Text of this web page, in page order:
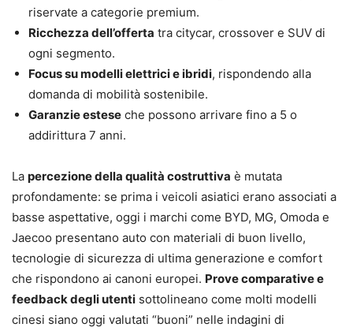
riservate a categorie premium.
Ricchezza dell’offerta tra citycar, crossover e SUV di
ogni segmento.
Focus su modelli elettrici e ibridi, rispondendo alla
domanda di mobilità sostenibile.
Garanzie estese che possono arrivare fino a 5 o
addirittura 7 anni.
La percezione della qualità costruttiva è mutata
profondamente: se prima i veicoli asiatici erano associati a
basse aspettative, oggi i marchi come BYD, MG, Omoda e
Jaecoo presentano auto con materiali di buon livello,
tecnologie di sicurezza di ultima generazione e comfort
che rispondono ai canoni europei. Prove comparative e
feedback degli utenti sottolineano come molti modelli
cinesi siano oggi valutati “buoni” nelle indagini di